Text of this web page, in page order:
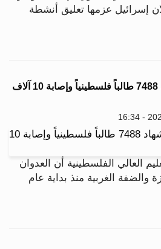
إسرائيل عزمها تعليق أنشطة
خلال عام 2025.. استشهاد 7488 طالباً فلسطينياً وإصابة 10 آلاف
العالي الفلسطينية أن العدوان
والضفة الغربية منذ بداية عام